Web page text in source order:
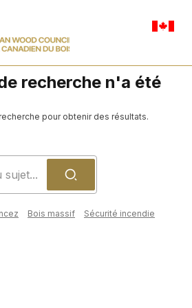
à un large
de nous
en davantage
mission visant à
en bois
recherche n'a été
pour obtenir des résultats.
Bois massif
Sécurité incendie